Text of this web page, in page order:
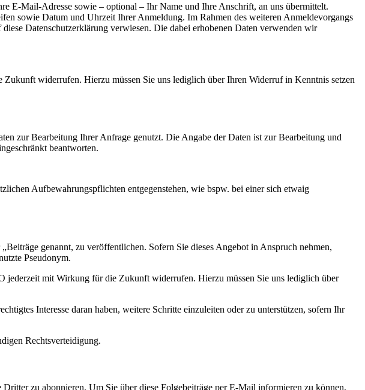
E-Mail-Adresse sowie – optional – Ihr Name und Ihre Anschrift, an uns übermittelt.
sowie Datum und Uhrzeit Ihrer Anmeldung. Im Rahmen des weiteren Anmeldevorgangs
Datenschutzerklärung verwiesen. Die dabei erhobenen Daten verwenden wir
widerrufen. Hierzu müssen Sie uns lediglich über Ihren Widerruf in Kenntnis setzen
zur Bearbeitung Ihrer Anfrage genutzt. Die Angabe der Daten ist zur Bearbeitung und
beantworten.
Aufbewahrungspflichten entgegenstehen, wie bspw. bei einer sich etwaig
genannt, zu veröffentlichen. Sofern Sie dieses Angebot in Anspruch nehmen,
Pseudonym.
mit Wirkung für die Zukunft widerrufen. Hierzu müssen Sie uns lediglich über
Interesse daran haben, weitere Schritte einzuleiten oder zu unterstützen, sofern Ihr
Rechtsverteidigung.
zu abonnieren. Um Sie über diese Folgebeiträge per E-Mail informieren zu können,